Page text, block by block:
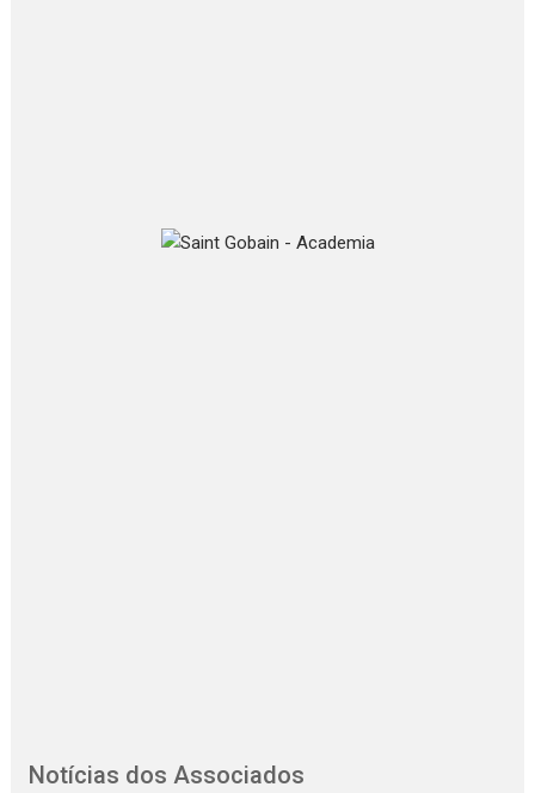
Notícias dos Associados